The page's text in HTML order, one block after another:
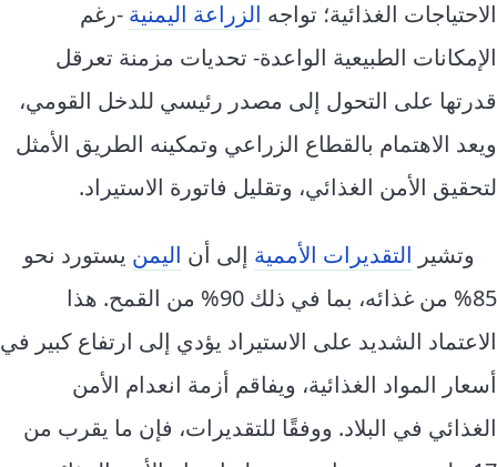
الاحتياجات الغذائية؛ تواجه الزراعة اليمنية -رغم
الإمكانات الطبيعية الواعدة- تحديات مزمنة تعرقل
قدرتها على التحول إلى مصدر رئيسي للدخل القومي،
ويعد الاهتمام بالقطاع الزراعي وتمكينه الطريق الأمثل
لتحقيق الأمن الغذائي، وتقليل فاتورة الاستيراد.
وتشير التقديرات الأممية إلى أن اليمن يستورد نحو
85% من غذائه، بما في ذلك 90% من القمح. هذا
الاعتماد الشديد على الاستيراد يؤدي إلى ارتفاع كبير في
أسعار المواد الغذائية، ويفاقم أزمة انعدام الأمن
الغذائي في البلاد. ووفقًا للتقديرات، فإن ما يقرب من